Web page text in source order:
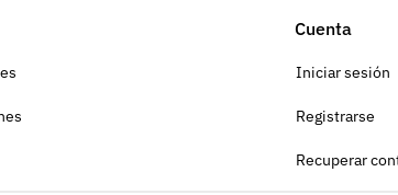
Cuenta
Iniciar sesión
Registrarse
Recuperar